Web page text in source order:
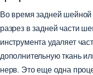
Во время задней
разрез в задней части
инструмента удаляет
дополнительную ткань
нерв. Это еще одна